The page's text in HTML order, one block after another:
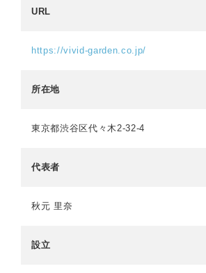
URL
https://vivid-garden.co.jp/
所在地
東京都渋谷区代々木2-32-4
代表者
秋元 里奈
設立